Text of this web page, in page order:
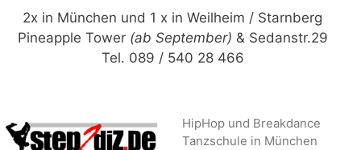
Zum
Inhalt
2x in München und 1 x in Weilheim / Starnberg
Pineapple Tower (ab September) & Sedanstr.29
Tel. 089 / 540 28 466
HipHop und Breakdance
Tanzschule in München